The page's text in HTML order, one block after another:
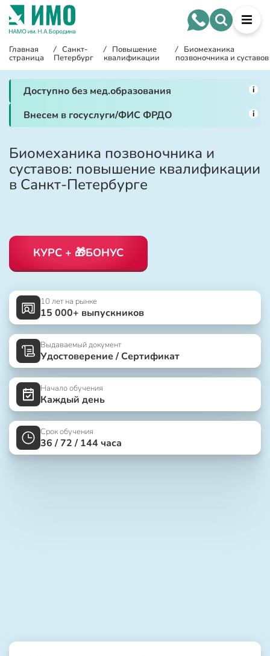
Главная
страница
/ Санкт-
Петербург
/ Повышение
квалификации
/ Биомеханика
позвоночника и суставов
Доступно без мед.образования i
Внесем в госуслуги/ФИС ФРДО i
Биомеханика позвоночника и
суставов: повышение квалификации
в Санкт-Петербурге
КУРС + 🎁БОНУС
10 лет на рынке
15 000+ выпускников
Выдаваемый документ
Удостоверение / Сертификат
Начало обучения
Каждый день
Срок обучения
36 / 72 / 144 часа